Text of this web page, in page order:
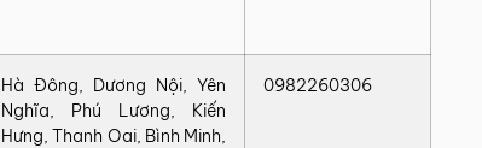
Hà Đông, Dương Nội, Yên
Nghĩa, Phú Lương, Kiến
Hưng, Thanh Oai, Bình Minh,
0982260306